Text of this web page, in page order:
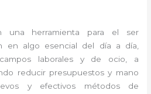
una herramienta para el ser
en algo esencial del día a día,
laborales y de ocio, a
reducir presupuestos y mano
y efectivos métodos de